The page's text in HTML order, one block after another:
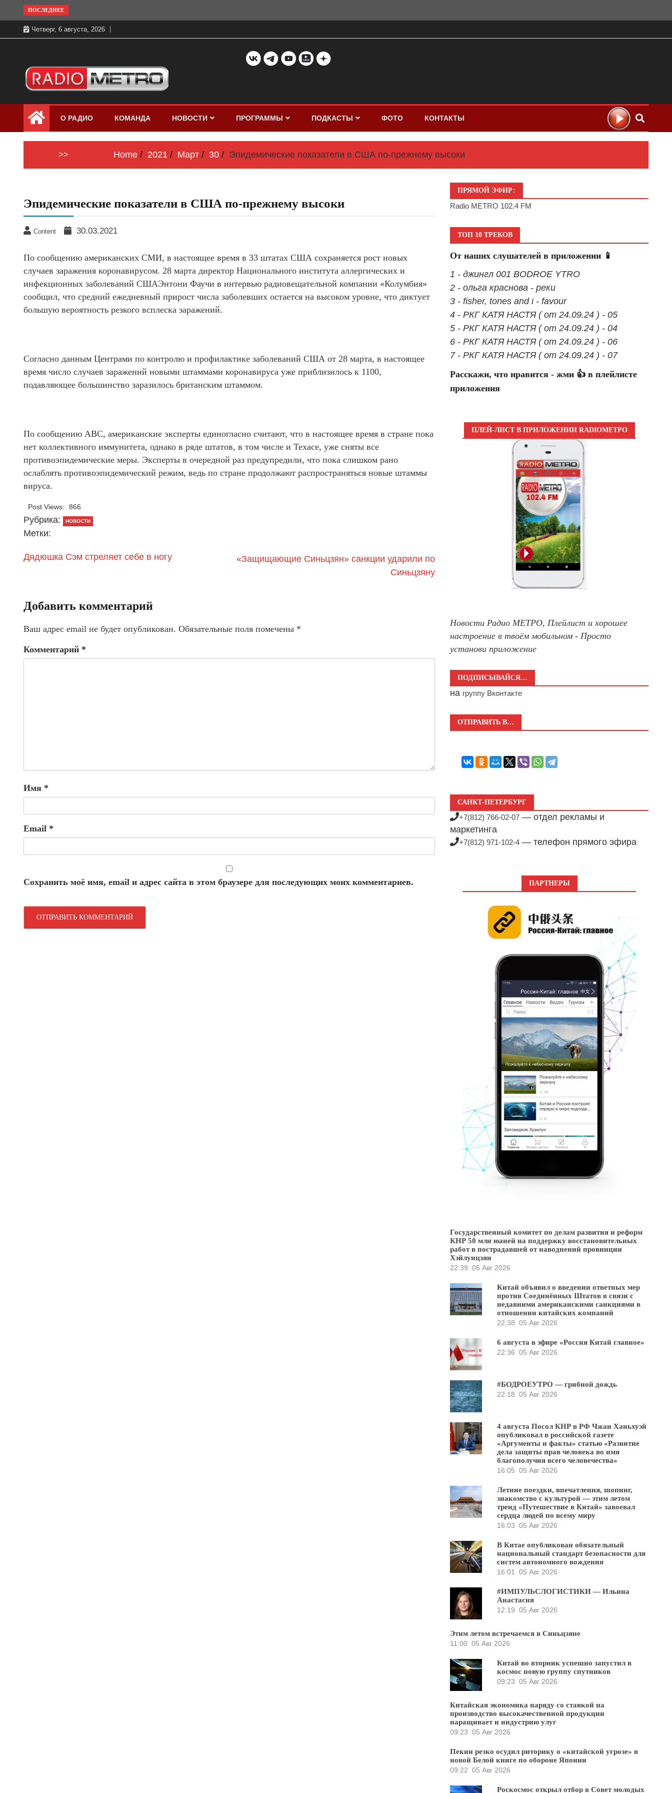
to
content
ПОСЛЕДНЕЕ
Четверг, 6 августа, 2026
Радио МЕТРО
бесплатно в хорошем качестве Санкт-
Петербург и Россия
О РАДИО КОМАНДА НОВОСТИ ПРОГРАММЫ ПОДКАСТЫ ФОТО КОНТАКТЫ
>> Home 2021 Март 30 Эпидемические показатели в США по-прежнему высоки
Эпидемические показатели в США по-прежнему высоки
Content 30.03.2021
По сообщению американских СМИ, в настоящее время в 33 штатах США сохраняется рост новых
случаев заражения коронавирусом. 28 марта директор Национального института аллергических и
инфекционных заболеваний СШАЭнтони Фаучи в интервью радиовещательной компании «Колумбия»
сообщил, что средний ежедневный прирост числа заболевших остается на высоком уровне, что диктует
большую вероятность резкого всплеска заражений.
Согласно данным Центрами по контролю и профилактике заболеваний США от 28 марта, в настоящее
время число случаев заражений новыми штаммами коронавируса уже приблизилось к 1100,
подавляющее большинство заразилось британским штаммом.
По сообщению АВС, американские эксперты единогласно считают, что в настоящее время в стране пока
нет коллективного иммунитета, однако в ряде штатов, в том числе и Техасе, уже сняты все
противоэпидемические меры. Эксперты в очередной раз предупредили, что пока слишком рано
ослаблять противоэпидемический режим, ведь по стране продолжают распространяться новые штаммы
вируса.
Post Views: 866
Рубрика: НОВОСТИ
Метки:
Дядюшка Сэм стреляет себе в ногу
«Защищающие Синьцзян» санкции ударили по
Синьцзяну
Добавить комментарий
Ваш адрес email не будет опубликован. Обязательные поля помечены *
Комментарий *
Имя *
Email *
Сохранить моё имя, email и адрес сайта в этом браузере для последующих моих комментариев.
ПРЯМОЙ ЭФИР:
Radio METRO 102.4 FM
ТОП 10 ТРЕКОВ
От наших слушателей в приложении 📱
1 - джингл 001 BODROE YTRO
2 - ольга краснова - реки
3 - fisher, tones and i - favour
4 - РКГ КАТЯ НАСТЯ ( от 24.09.24 ) - 05
5 - РКГ КАТЯ НАСТЯ ( от 24.09.24 ) - 04
6 - РКГ КАТЯ НАСТЯ ( от 24.09.24 ) - 06
7 - РКГ КАТЯ НАСТЯ ( от 24.09.24 ) - 07
Расскажи, что нравится - жми 👍 в плейлисте
приложения
ПЛЕЙ-ЛИСТ В ПРИЛОЖЕНИИ RADIOМЕТРО
Новости Радио МЕТРО, Плейлист и хорошее
настроение в твоём мобильном - Просто
установи приложение
ПОДПИСЫВАЙСЯ…
на группу Вконтакте
ОТПРАВИТЬ В…
САНКТ-ПЕТЕРБУРГ
+7(812) 766-02-07 — отдел рекламы и
маркетинга
+7(812) 971-102-4 — телефон прямого эфира
ПАРТНЕРЫ
Государственный комитет по делам развития и реформ
КНР 50 млн юаней на поддержку восстановительных
работ в пострадавшей от наводнений провинции
Хэйлунцзян
22:39 05 Авг 2026
Китай объявил о введении ответных мер
против Соединённых Штатов в связи с
недавними американскими санкциями в
отношении китайских компаний
22:38 05 Авг 2026
6 августа в эфире «Россия Китай главное»
22:36 05 Авг 2026
#БОДРОЕУТРО — грибной дождь
22:18 05 Авг 2026
4 августа Посол КНР в РФ Чжан Ханьхуэй
опубликовал в российской газете
«Аргументы и факты» статью «Развитие
дела защиты прав человека во имя
благополучия всего человечества»
16:05 05 Авг 2026
Летние поездки, впечатления, шопинг,
знакомство с культурой — этим летом
тренд «Путешествие в Китай» завоевал
сердца людей по всему миру
16:03 05 Авг 2026
В Китае опубликован обязательный
национальный стандарт безопасности для
систем автономного вождения
16:01
05 Авг 2026
#ИМПУЛЬСЛОГИСТИКИ — Ильина
Анастасия
12:19 05 Авг 2026
Этим летом встречаемся в Синьцзяне
11:00 05 Авг 2026
Китай во вторник успешно запустил в
космос новую группу спутников
09:23 05 Авг 2026
Китайская экономика наряду со ставкой на
производство высокачественной продукции
наращивает и индустрию улуг
09:23 05 Авг 2026
Пекин резко осудил риторику о «китайской угрозе» в
новой Белой книге по обороне Японии
09:22 05 Авг 2026
Роскосмос открыл отбор в Совет молодых